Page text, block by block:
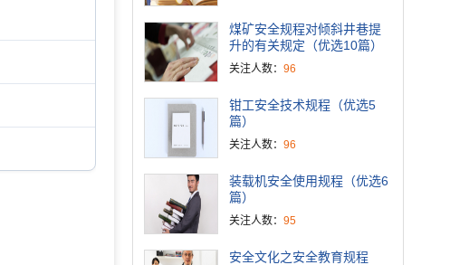
煤矿安全规程对倾斜井巷提
升的有关规定（优选10篇）
关注人数： 96
钳工安全技术规程（优选5
篇）
关注人数： 96
装载机安全使用规程（优选6
篇）
关注人数： 95
安全文化之安全教育规程